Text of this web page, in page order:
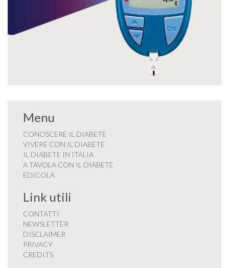
Menu
CONOSCERE IL DIABETE
VIVERE CON IL DIABETE
IL DIABETE IN ITALIA
A TAVOLA CON IL DIABETE
EDICOLA
Link utili
CONTATTI
NEWSLETTER
DISCLAIMER
PRIVACY
CREDITS